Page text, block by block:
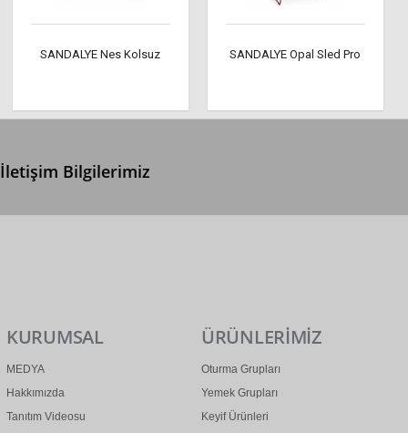
SANDALYE Nes Kolsuz SANDALYE Opal Sled Pro
İletişim Bilgilerimiz
KURUMSAL
MEDYA
Hakkımızda
Tanıtım Videosu
ÜRÜNLERİMİZ
Oturma Grupları
Yemek Grupları
Keyif Ürünleri